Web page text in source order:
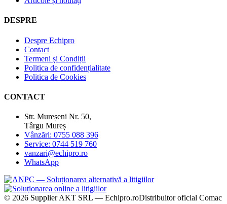
DESPRE
Despre Echipro
Contact
Termeni și Condiții
Politica de confidențialitate
Politica de Cookies
CONTACT
Str. Mureșeni Nr. 50,
Târgu Mureș
Vânzări: 0755 088 396
Service: 0744 519 760
vanzari@echipro.ro
WhatsApp
© 2026 Supplier AKT SRL — Echipro.roDistribuitor oficial Comac